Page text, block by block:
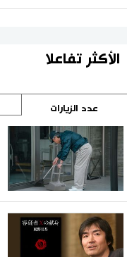
الأكثر تفاعلا
عدد الزيارات